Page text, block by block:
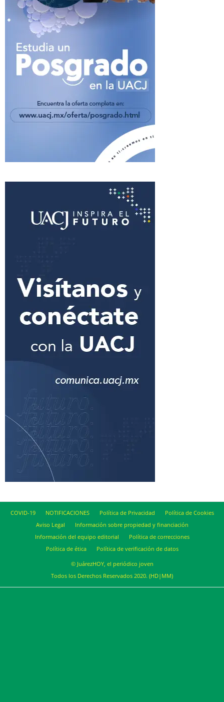
COVID-19 NOTIFICACIONES Política de Privacidad
Política de Cookies
Aviso Legal
Información sobre propiedad y financiación
Información del equipo editorial
Política de correcciones
Política de ética
Política de verificación de datos
© JuárezHOY, el periódico joven
Todos los Derechos Reservados 2020. (HD|MM)